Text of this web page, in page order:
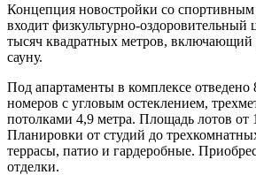
Концепция новостройки со
входит физкультурно-
тысяч квадратных метров, включающий
сауну.
Под апартаменты в комплексе отведено
номеров с угловым остеклением,
потолками 4,9 метра. Площадь лотов от
Планировки от студий до
террасы, патио и гардеробные.
отделки.